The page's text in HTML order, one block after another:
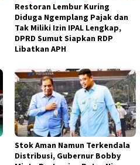
Restoran Lembur Kuring
Diduga Ngemplang Pajak dan
Tak Miliki Izin IPAL Lengkap,
DPRD Sumut Siapkan RDP
Libatkan APH
Stok Aman Namun Terkendala
Distribusi, Gubernur Bobby